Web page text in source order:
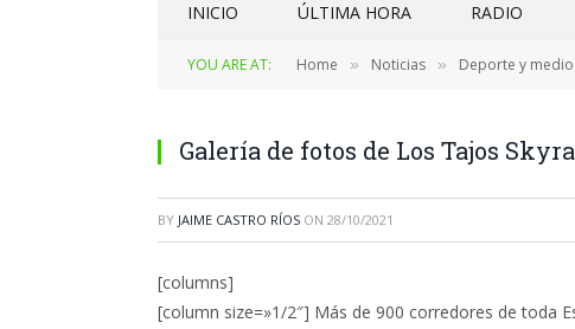
INICIO ÚLTIMA HORA RADIO
YOU ARE AT: Home » Noticias » Deporte y
Galería de fotos de Los Tajos
BY JAIME CASTRO RÍOS ON 28/10/2021
[columns]
[column size=»1/2″] Más de 900 corredores de toda